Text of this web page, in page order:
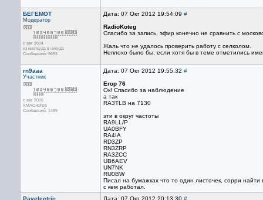
БЕГЕМОТ
Модератор
с авг 2004
из ниоткуда в никуда
Сообщений: 9653
Дата: 07 Окт 2012 19:54:09 #
RadioKoteg
Спасибо за запись, эфир конечно не сравнить с
Жаль что не удалось проверить работу с селколом.
Неплохо было бы, если хотя бы в теме отметились
rn9aaa
Участник
с авг 2005
ХМАО-Югра
Сообщений: 1489
Дата: 07 Окт 2012 19:55:32 #
Егор 76
Ок! Спасибо за наблюдение
а так
RA3TLB на 7130
эти в округ частоты
RA9LL/P
UA0BFY
RA4IA
RD3ZP
RN3ZRP
RA3ZCC
UB6AEV
UN7NK
RU0BW
Писал на бумажках что то один листочек, сорри найти
с кем работал.
Pavelectric
Дата: 07 Окт 2012 20:13:30 #